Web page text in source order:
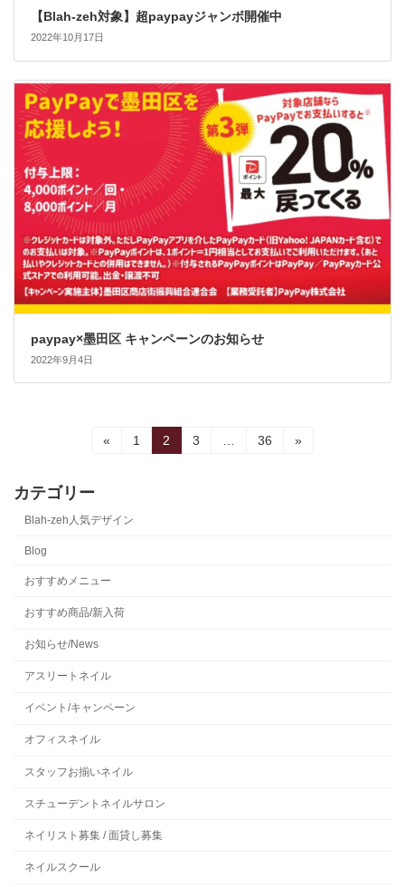
【Blah-zeh対象】超paypayジャンボ開催中
2022年10月17日
paypay×墨田区 キャンペーンのお知らせ
2022年9月4日
の
送
り
«
固1
固
定
2
固
3
固
36 »
カテゴリー
Blah-zeh人気デザイン
Blog
おすすめメニュー
おすすめ商品/新入荷
お知らせ/News
アスリートネイル
イベント/キャンペーン
オフィスネイル
スタッフお揃いネイル
スチューデントネイルサロン
ネイリスト募集 / 面貸し募集
ネイルスクール